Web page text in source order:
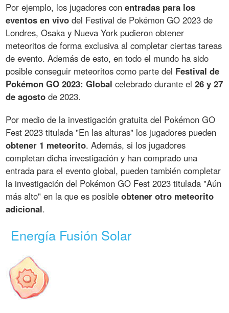
Por ejemplo, los jugadores conentradas para los
eventos en vivo del Festival de Pokémon GO 2023 de
Londres, Osaka y Nueva York pudieron obtener
meteoritos de forma exclusiva al completar ciertas tareas
de evento. Además de esto, en todo el mundo ha sido
posible conseguir meteoritos como parte del Festival de
Pokémon GO 2023: Global celebrado durante el26 y 27
de agosto de 2023.
Por medio de la investigación gratuita del Pokémon GO
Fest 2023 titulada "En las alturas" los jugadores pueden
obtener 1 meteorito. Además, si los jugadores
completan dicha investigación y han comprado una
entrada para el evento global, pueden también completar
la investigación del Pokémon GO Fest 2023 titulada "Aún
más alto" en la que es posibleobtener otro meteorito
adicional.
Energía Fusión Solar